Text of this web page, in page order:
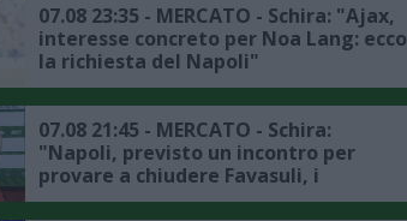
07.08 23:35 - MERCATO - Schira: "Ajax,
interesse concreto per Noa Lang: ecco
la richiesta del Napoli"
07.08 21:45 - MERCATO - Schira:
"Napoli, previsto un incontro per
provare a chiudere Favasuli, i
dettagli"